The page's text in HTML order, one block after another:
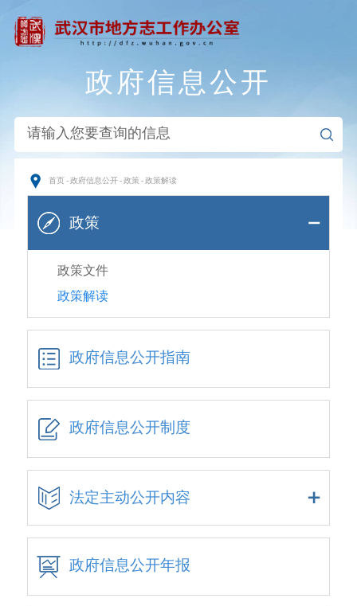
政府信息公开
首页 - 政府信息公开 - 政策 - 政策解读
政策
政策文件
政策解读
政府信息公开指南
政府信息公开制度
法定主动公开内容
政府信息公开年报